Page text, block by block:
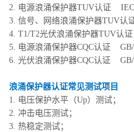
2. 电源浪涌保护器TUV认证 IEC/
3. 信号、网络浪涌保护器TUV认
4. T1/T2光伏浪涌保护器TUV认
5. 电源浪涌保护器CQC认证 GB/
6. 光伏浪涌保护器CQC认证 GB/
浪涌保护器认证常见测试项目
1. 电压保护水平（Up）测试；
2. 冲击电压测试；
3. 热稳定测试；